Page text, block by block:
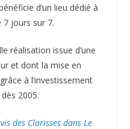
d’un lieu dédié à
7 jours sur 7.
réalisation issue d’une
et dont la mise en
à l’investissement
2005.
des Clarisses dans Le